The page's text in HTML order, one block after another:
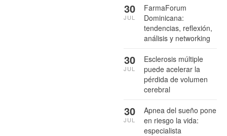
FarmaForum
Dominicana:
tendencias, reflexión,
análisis y networking
30
JUL
Esclerosis múltiple
puede acelerar la
pérdida de volumen
cerebral
30
JUL
Apnea del sueño pone
en riesgo la vida:
especialista
30
JUL